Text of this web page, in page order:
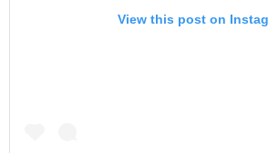
View this post on